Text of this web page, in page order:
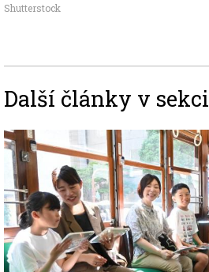
Shutterstock
Další články v sekci
Image